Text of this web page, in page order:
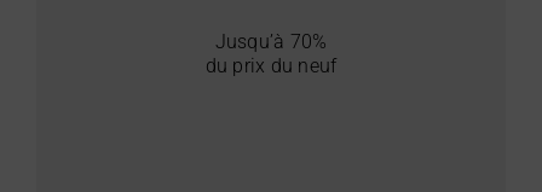
Jusqu’à 70%
du prix du neuf